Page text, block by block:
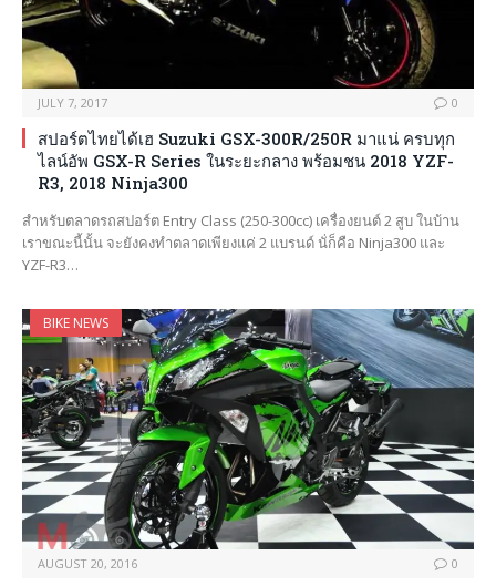
JULY 7, 2017 0
สปอร์ตไทยได้เฮ Suzuki GSX-300R/250R มาแน่ ครบทุก
ไลน์อัพ GSX-R Series ในระยะกลาง พร้อมชน 2018 YZF-
R3, 2018 Ninja300
สำหรับตลาดรถสปอร์ต Entry Class (250-300cc) เครื่องยนต์ 2 สูบ ในบ้าน
เราขณะนี้นั้น จะยังคงทำตลาดเพียงแค่ 2 แบรนด์ นั่ก็คือ Ninja300 และ
YZF-R3…
BIKE NEWS
AUGUST 20, 2016 0